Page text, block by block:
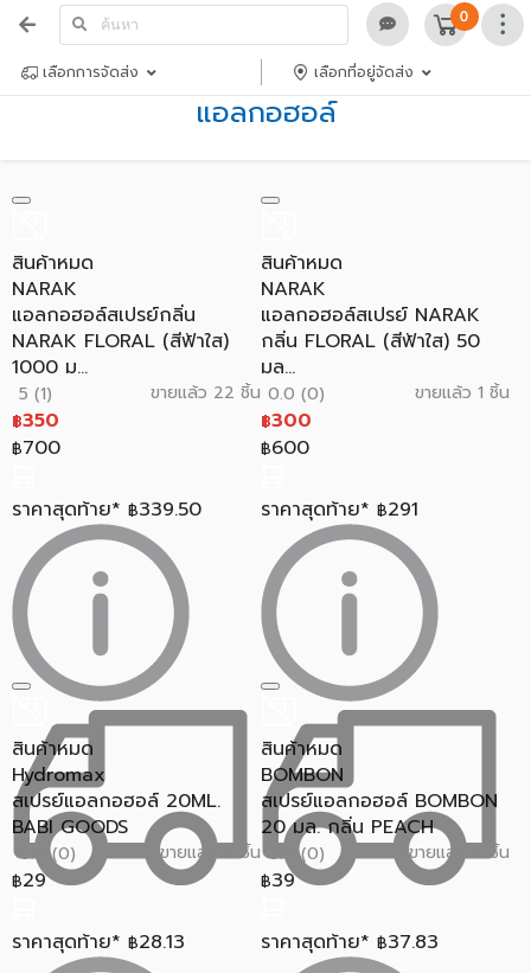
0
เลือกการจัดส่ง เลือกที่อยู่จัดส่ง
แอลกอฮอล์
สินค้าหมด
NARAK
แอลกอฮอล์สเปรย์กลิ่น
NARAK FLORAL (สีฟ้าใส)
1000 ม...
5 (1) ขายแล้ว 22 ชิ้น
฿350
฿700
ราคาสุดท้าย* ฿339.50
สินค้าหมด
NARAK
แอลกอฮอล์สเปรย์ NARAK
กลิ่น FLORAL (สีฟ้าใส) 50
มล...
0.0 (0) ขายแล้ว 1 ชิ้น
฿300
฿600
ราคาสุดท้าย* ฿291
สินค้าหมด
Hydromax
สเปรย์แอลกอฮอล์ 20ML.
BABI GOODS
0.0 (0) ขายแล้ว 0 ชิ้น
฿29
ราคาสุดท้าย* ฿28.13
สินค้าหมด
BOMBON
สเปรย์แอลกอฮอล์ BOMBON
20 มล. กลิ่น PEACH
0.0 (0) ขายแล้ว 0 ชิ้น
฿39
ราคาสุดท้าย* ฿37.83